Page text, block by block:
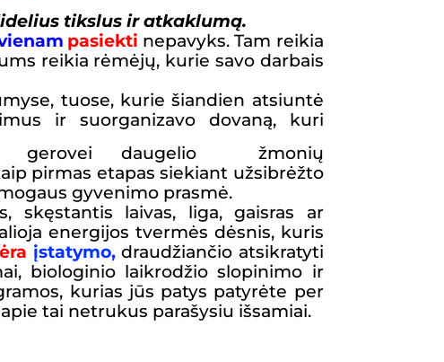
tikslus ir atkaklumą.
pasiekti nepavyks. Tam reikia
reikia rėmėjų, kurie savo darbais
tuose, kurie šiandien atsiuntė
ir suorganizavo dovaną, kuri
daugelio žmonių
pirmas etapas siekiant užsibrėžto
gyvenimo prasmė.
skęstantis laivas, liga, gaisras ar
energijos tvermės dėsnis, kuris
įstatymo,draudžiančio atsikratyti
biologinio laikrodžio slopinimo ir
kurias jūs patys patyrėte per
tai netrukus parašysiu išsamiai.